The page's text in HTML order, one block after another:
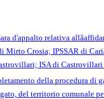
d'appalto relativa
di Mirto Crosia; IPSSAR di
ISA di Castrovillari
della procedura di
del territorio comunale